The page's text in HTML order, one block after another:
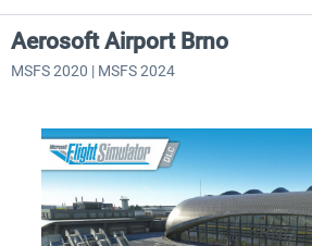
Aerosoft Airport Brno
MSFS 2020 | MSFS 2024